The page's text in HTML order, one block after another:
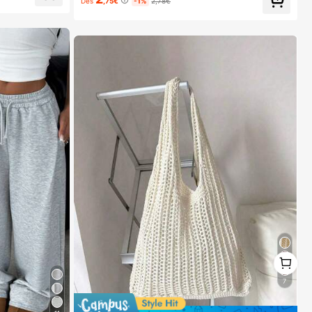
silencieux à
l'école, le b
quotidien, la vi
unie, indispens
7
1
1